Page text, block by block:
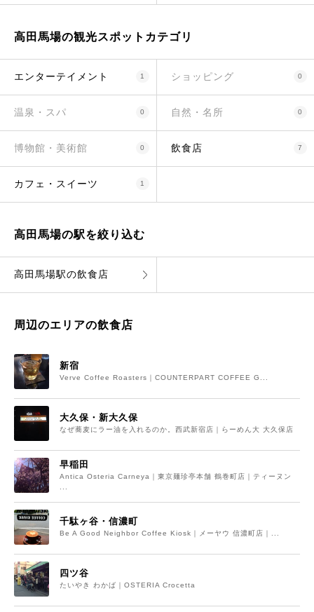
高田馬場の観光スポットカテゴリ
エンターテイメント 1 ショッピング 0
温泉・スパ 0 自然・名所 0
博物館・美術館 0 飲食店 7
カフェ・スイーツ 1
高田馬場の駅を絞り込む
高田馬場駅の飲食店
周辺のエリアの飲食店
新宿
Verve Coffee Roasters｜COUNTERPART COFFEE G...
大久保・新大久保
なぜ蕎麦にラー油を入れるのか。西武新宿店｜らーめん大 大久保店
早稲田
Antica Osteria Carneya｜東京麺珍亭本舗 鶴巻町店｜ティーヌン
...
千駄ヶ谷・信濃町
Be A Good Neighbor Coffee Kiosk｜メーヤウ 信濃町店｜...
四ツ谷
たいやき わかば｜OSTERIA Crocetta